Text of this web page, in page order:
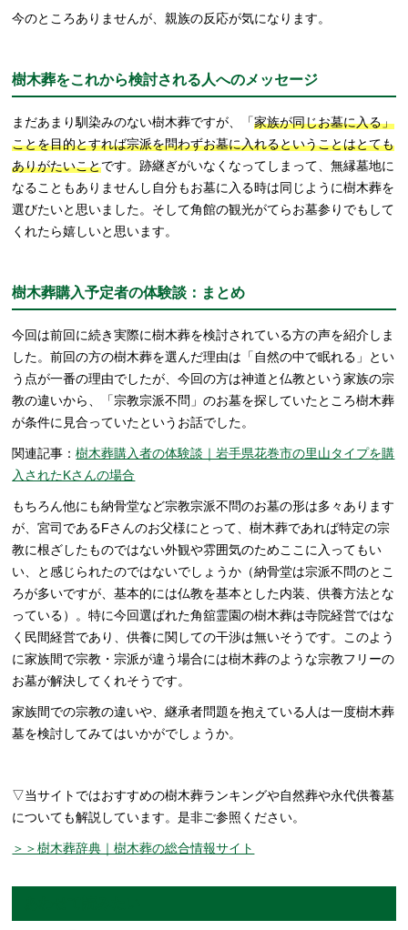
今のところありませんが、親族の反応が気になります。
樹木葬をこれから検討される人へのメッセージ
まだあまり馴染みのない樹木葬ですが、「家族が同じお墓に入る」
ことを目的とすれば宗派を問わずお墓に入れるということはとても
ありがたいことです。跡継ぎがいなくなってしまって、無縁墓地に
なることもありませんし自分もお墓に入る時は同じように樹木葬を
選びたいと思いました。そして角館の観光がてらお墓参りでもして
くれたら嬉しいと思います。
樹木葬購入予定者の体験談：まとめ
今回は前回に続き実際に樹木葬を検討されている方の声を紹介しま
した。前回の方の樹木葬を選んだ理由は「自然の中で眠れる」とい
う点が一番の理由でしたが、今回の方は神道と仏教という家族の宗
教の違いから、「宗教宗派不問」のお墓を探していたところ樹木葬
が条件に見合っていたというお話でした。
関連記事：樹木葬購入者の体験談｜岩手県花巻市の里山タイプを購
入されたKさんの場合
もちろん他にも納骨堂など宗教宗派不問のお墓の形は多々あります
が、宮司であるFさんのお父様にとって、樹木葬であれば特定の宗
教に根ざしたものではない外観や雰囲気のためここに入ってもい
い、と感じられたのではないでしょうか（納骨堂は宗派不問のとこ
ろが多いですが、基本的には仏教を基本とした内装、供養方法とな
っている）。特に今回選ばれた角舘霊園の樹木葬は寺院経営ではな
く民間経営であり、供養に関しての干渉は無いそうです。このよう
に家族間で宗教・宗派が違う場合には樹木葬のような宗教フリーの
お墓が解決してくれそうです。
家族間での宗教の違いや、継承者問題を抱えている人は一度樹木葬
墓を検討してみてはいかがでしょうか。
▽当サイトではおすすめの樹木葬ランキングや自然葬や永代供養墓
についても解説しています。是非ご参照ください。
＞＞樹木葬辞典｜樹木葬の総合情報サイト